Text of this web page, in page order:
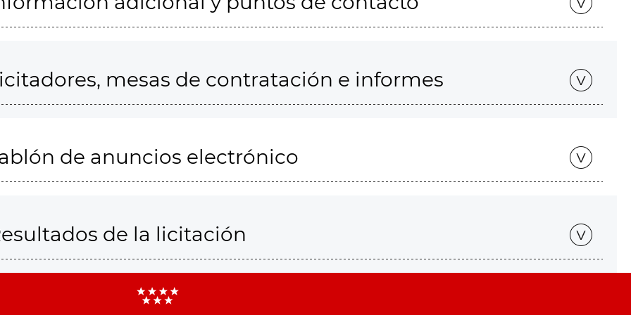
mesas de contratación e informes
de anuncios electrónico
de la licitación